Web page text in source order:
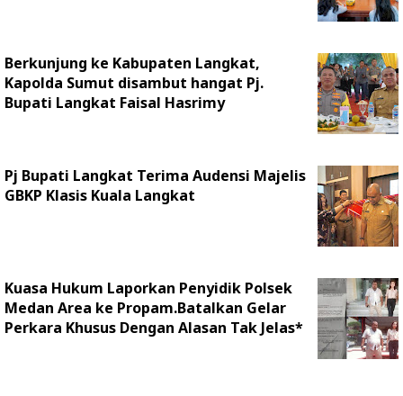
Berkunjung ke Kabupaten Langkat,
Kapolda Sumut disambut hangat Pj.
Bupati Langkat Faisal Hasrimy
Pj Bupati Langkat Terima Audensi Majelis
GBKP Klasis Kuala Langkat
Kuasa Hukum Laporkan Penyidik Polsek
Medan Area ke Propam.Batalkan Gelar
Perkara Khusus Dengan Alasan Tak Jelas*